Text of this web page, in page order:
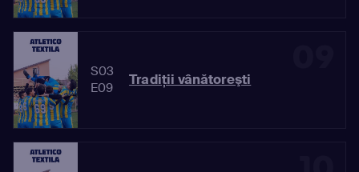
S03
E09
Tradiţii vânătoreşti